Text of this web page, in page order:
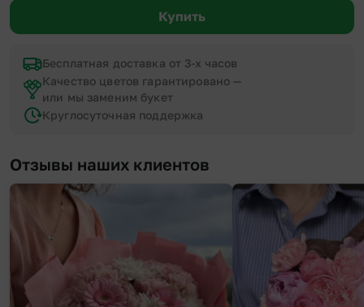
Купить
Бесплатная доставка от 3-х часов
Качество цветов гарантировано —
или мы заменим букет
Круглосуточная поддержка
Отзывы наших клиентов